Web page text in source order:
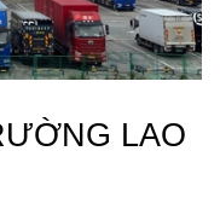
LAO